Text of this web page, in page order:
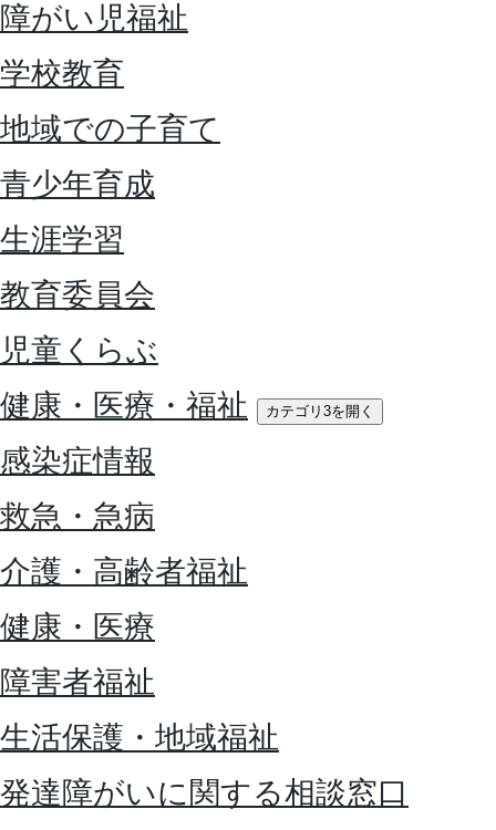
障がい児福祉
学校教育
地域での子育て
青少年育成
生涯学習
教育委員会
児童くらぶ
健康・医療・福祉
カテゴリ3を開く
感染症情報
救急・急病
介護・高齢者福祉
健康・医療
障害者福祉
生活保護・地域福祉
発達障がいに関する相談窓口